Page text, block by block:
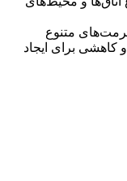
متنوع
برای ایجاد